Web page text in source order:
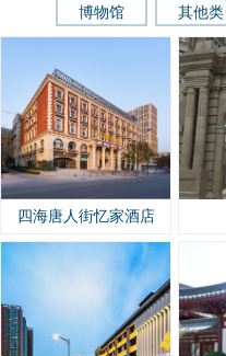
其他类
博物馆
四海唐人街忆家酒店